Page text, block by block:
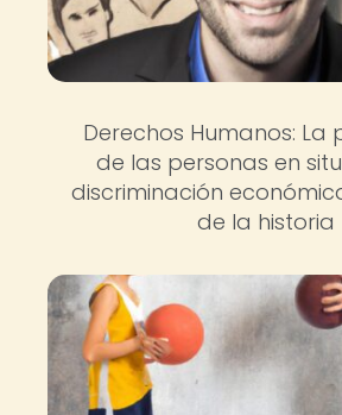
Derechos Humanos: La
de las personas en
discriminación
de la historia